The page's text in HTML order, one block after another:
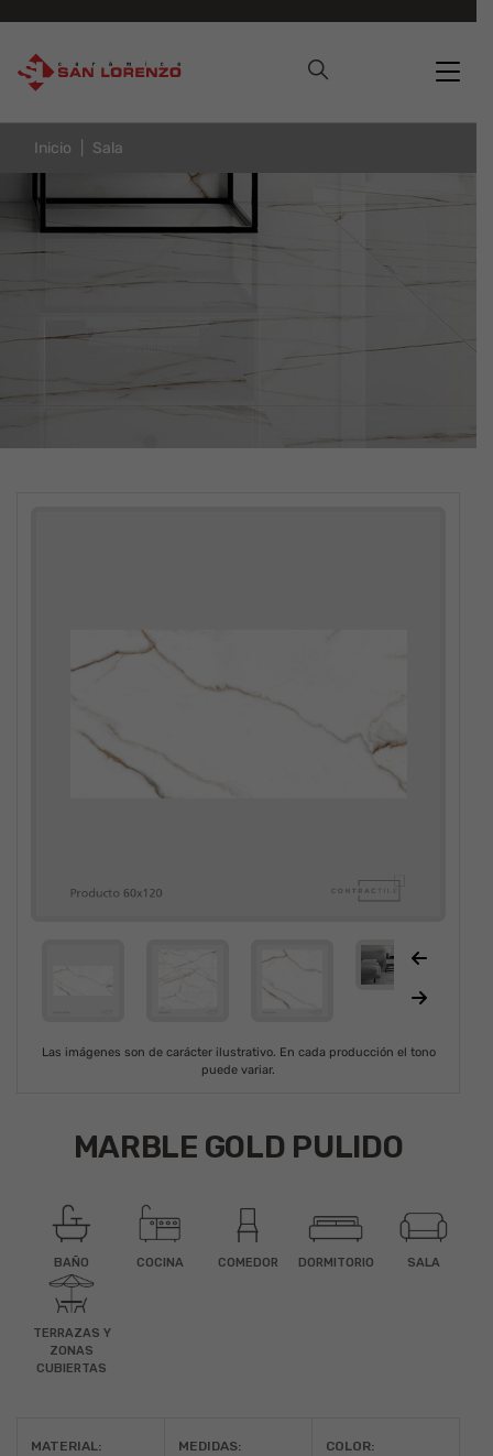
Inicio Sala
Las imágenes son de carácter ilustrativo. En cada producción el tono
puede variar.
MARBLE GOLD PULIDO
BAÑO COCINA COMEDOR DORMITORIO SALA
TERRAZAS Y
ZONAS
CUBIERTAS
MATERIAL: MEDIDAS: COLOR: